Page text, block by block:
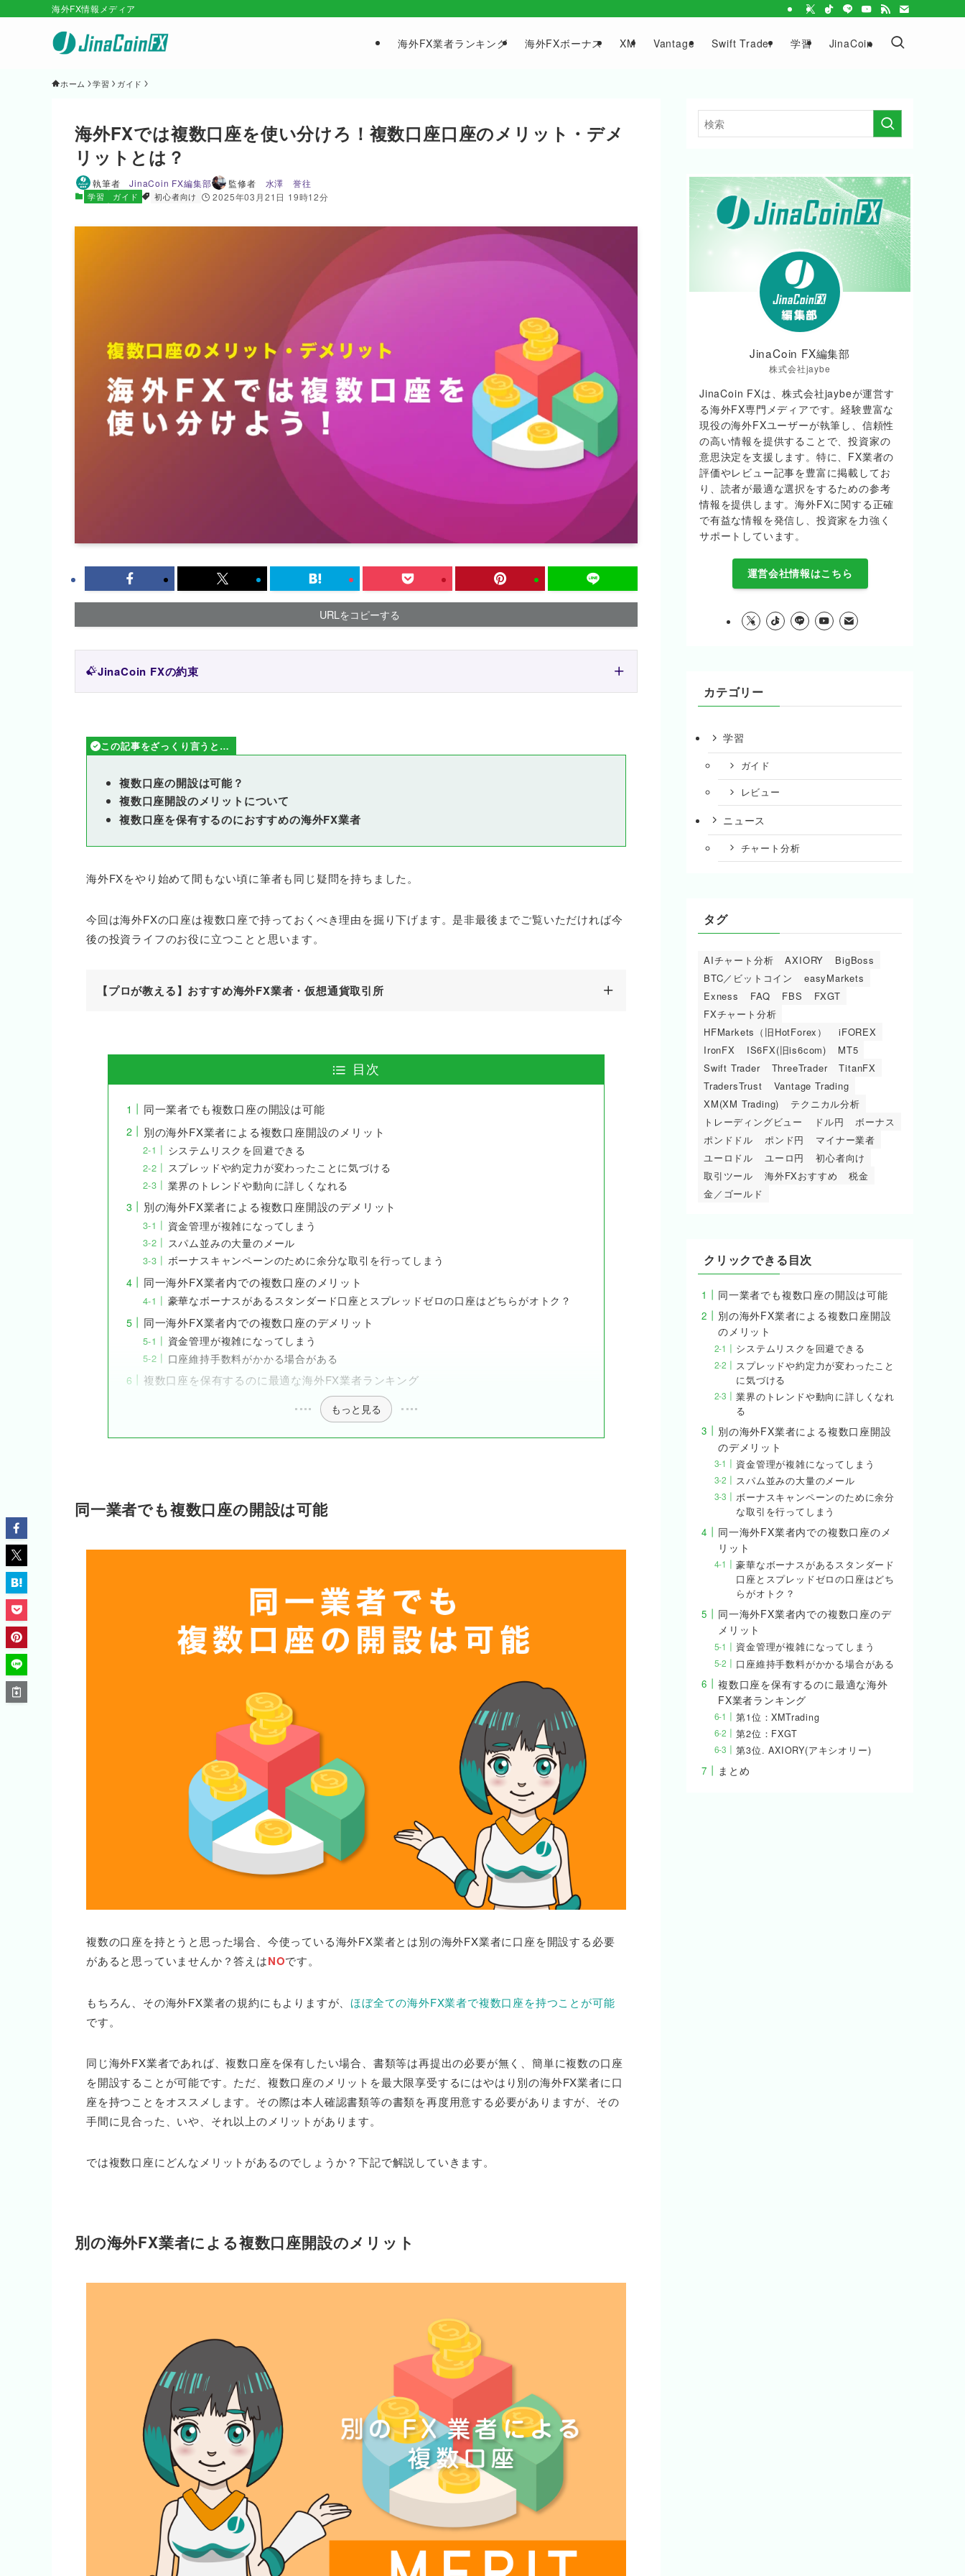
海外FX情報メディア
海外FX業者ランキング 海外FXボーナス XM Vantage Swift Trader 学習 JinaCoin
ホーム 学習 ガイド
海外FXでは複数口座を使い分けろ！複数口座口座のメリット・デメ
リットとは？
学習 ガイド 初心者向け 2025年03月21日 19時12分
執筆者JinaCoin FX編集部 監修者 水澤 誉往
URLをコピーする
JinaCoin FXの約束
この記事をざっくり言うと…
複数口座の開設は可能？
複数口座開設のメリットについて
複数口座を保有するのにおすすめの海外FX業者
海外FXをやり始めて間もない頃に筆者も同じ疑問を持ちました。
今回は海外FXの口座は複数口座で持っておくべき理由を掘り下げます。是非最後までご覧いただければ今
後の投資ライフのお役に立つことと思います。
【プロが教える】おすすめ海外FX業者・仮想通貨取引所
目次
同一業者でも複数口座の開設は可能
別の海外FX業者による複数口座開設のメリット
システムリスクを回避できる
スプレッドや約定力が変わったことに気づける
業界のトレンドや動向に詳しくなれる
別の海外FX業者による複数口座開設のデメリット
資金管理が複雑になってしまう
スパム並みの大量のメール
ボーナスキャンペーンのために余分な取引を行ってしまう
同一海外FX業者内での複数口座のメリット
豪華なボーナスがあるスタンダード口座とスプレッドゼロの口座はどちらがオトク？
同一海外FX業者内での複数口座のデメリット
資金管理が複雑になってしまう
口座維持手数料がかかる場合がある
複数口座を保有するのに最適な海外FX業者ランキング
もっと見る
同一業者でも複数口座の開設は可能
複数の口座を持とうと思った場合、今使っている海外FX業者とは別の海外FX業者に口座を開設する必要
があると思っていませんか？答えはNOです。
もちろん、その海外FX業者の規約にもよりますが、ほぼ全ての海外FX業者で複数口座を持つことが可能
です。
同じ海外FX業者であれば、複数口座を保有したい場合、書類等は再提出の必要が無く、簡単に複数の口座
を開設することが可能です。ただ、複数口座のメリットを最大限享受するにはやはり別の海外FX業者に口
座を持つことをオススメします。その際は本人確認書類等の書類を再度用意する必要がありますが、その
手間に見合った、いや、それ以上のメリットがあります。
では複数口座にどんなメリットがあるのでしょうか？下記で解説していきます。
別の海外FX業者による複数口座開設のメリット
JinaCoin FX編集部
株式会社jaybe
JinaCoin FXは、株式会社jaybeが運営す
る海外FX専門メディアです。経験豊富な
現役の海外FXユーザーが執筆し、信頼性
の高い情報を提供することで、投資家の
意思決定を支援します。特に、FX業者の
評価やレビュー記事を豊富に掲載してお
り、読者が最適な選択をするための参考
情報を提供します。海外FXに関する正確
で有益な情報を発信し、投資家を力強く
サポートしています。
運営会社情報はこちら
カテゴリー
学習
ガイド
レビュー
ニュース
チャート分析
タグ
AIチャート分析 AXIORY
BigBoss
BTC／ビットコイン
easyMarkets
Exness
FAQ FBS
FXGT
FXチャート分析
HFMarkets（旧HotForex）
iFOREX
IronFX
IS6FX(旧is6com)
MT5
Swift Trader
ThreeTrader
TitanFX
TradersTrust
Vantage Trading
XM(XM Trading)
テクニカル分析
トレーディングビュー
ドル円
ボーナス
ポンドドル
ポンド円
マイナー業者
ユーロドル
ユーロ円
初心者向け
取引ツール
海外FXおすすめ
税金
金／ゴールド
クリックできる目次
同一業者でも複数口座の開設は可能
別の海外FX業者による複数口座開設
のメリット
システムリスクを回避できる
スプレッドや約定力が変わったこと
に気づける
業界のトレンドや動向に詳しくなれ
る
別の海外FX業者による複数口座開設
のデメリット
資金管理が複雑になってしまう
スパム並みの大量のメール
ボーナスキャンペーンのために余分
な取引を行ってしまう
同一海外FX業者内での複数口座のメ
リット
豪華なボーナスがあるスタンダード
口座とスプレッドゼロの口座はどち
らがオトク？
同一海外FX業者内での複数口座のデ
メリット
資金管理が複雑になってしまう
口座維持手数料がかかる場合がある
複数口座を保有するのに最適な海外
FX業者ランキング
第1位：XMTrading
第2位：FXGT
第3位. AXIORY(アキシオリー)
まとめ